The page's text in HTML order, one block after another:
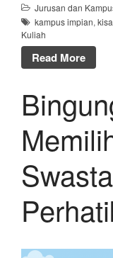
Jurusan dan
kampus impian,
Kuliah
Read More